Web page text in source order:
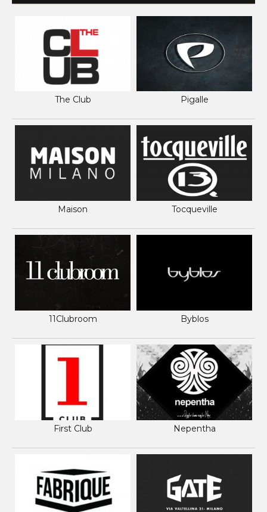
The Club Pigalle
Maison Tocqueville
11Clubroom Byblos
First Club Nepentha